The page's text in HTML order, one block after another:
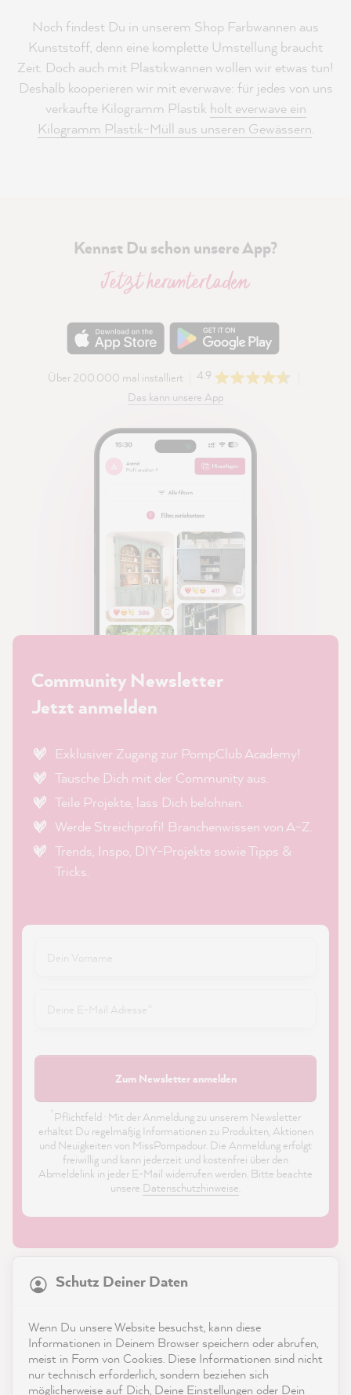
Noch findest Du in unserem Shop Farbwannen aus
Kunststoff, denn eine komplette Umstellung braucht
Zeit. Doch auch mit Plastikwannen wollen wir etwas tun!
Deshalb kooperieren wir mit everwave: für jedes von uns
verkaufte Kilogramm Plastik holt everwave ein
Kilogramm Plastik-Müll aus unseren Gewässern.
Kennst Du schon unsere App?
Jetzt herunterladen
Über 200.000 mal installiert
4.9
Das kann unsere App
Community Newsletter
Jetzt anmelden
Exklusiver Zugang zur PompClub Academy!
Tausche Dich mit der Community aus.
Teile Projekte, lass Dich belohnen.
Werde Streichprofi! Branchenwissen von A-Z.
Trends, Inspo, DIY-Projekte sowie Tipps &
Tricks.
Zum Newsletter anmelden
Pflichtfeld · Mit der Anmeldung zu unserem Newsletter
erhältst Du regelmäßig Informationen zu Produkten, Aktionen
und Neuigkeiten von MissPompadour. Die Anmeldung erfolgt
freiwillig und kann jederzeit und kostenfrei über den
Abmeldelink in jeder E-Mail widerrufen werden. Bitte beachte
unsere Datenschutzhinweise.
Service
Schutz Deiner Daten
Wenn Du unsere Website besuchst, kann diese
Informationen in Deinem Browser speichern oder abrufen,
meist in Form von Cookies. Diese Informationen sind nicht
nur technisch erforderlich, sondern beziehen sich
möglicherweise auf Dich, Deine Einstellungen oder Dein
21.923Bewertungen
reviews-io